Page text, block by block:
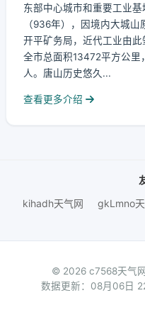
东部中心城市和重要工业
（936年），因境内大城山
开平矿务局，近代工业由此
全市总面积13472平方公
人。唐山历史悠久...
查看更多介绍
kihadh天气网
gkLmno
© 2026 c7568天气
数据更新：08月06日